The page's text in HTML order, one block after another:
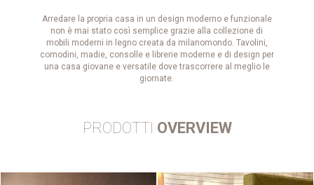
Arredare la propria casa in un design moderno e funzionale
non è mai stato così semplice grazie alla collezione di
mobili moderni in legno creata da milanomondo. Tavolini,
comodini, madie, consolle e librerie moderne e di design per
una casa giovane e versatile dove trascorrere al meglio le
giornate.
PRODOTTI OVERVIEW